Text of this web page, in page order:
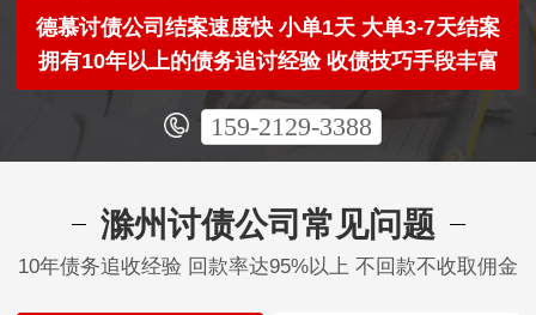
德慕讨债公司结案速度快 小单1天 大单3-7天结案
拥有10年以上的债务追讨经验 收债技巧手段丰富
159-2129-3388
滁州讨债公司常见问题
10年债务追收经验 回款率达95%以上 不回款不收取佣金